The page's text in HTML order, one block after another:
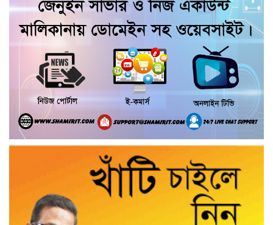
টংগীবাড়ীতে ৭০ পিস ইয়াবাসহ নারী গ্রেফতার
আশুলিয়ায় জাতীয়তাবাদী মোটর চালক দলের
১২৫ সদস্যের পূর্ণাঙ্গ কমিটি ঘোষণা
আশুলিয়ায় শিক্ষাবিদ ড. সৈয়দ আলী
আশরাফের স্মরণে আলোচনা ও দোয়া মাহফিল
দেবিদ্বারে নারীকে হত্যার পর মরদেহ টুকরো
করার অভিযোগ, ৯ প্যাকেট উদ্ধার